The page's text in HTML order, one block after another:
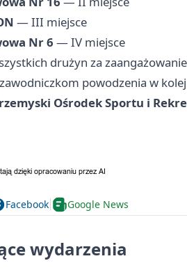
— III miejsce
Nr 6 — IV miejsce
drużyn za
powodzenia w
Ośrodek Sportu i
Facebook Google News
wydarzenia